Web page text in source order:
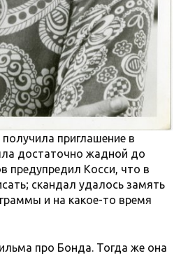
приглашение в
достаточно жадной до
предупредил Косси, что в
скандал удалось замять
и на какое-то время
про Бонда. Тогда же она